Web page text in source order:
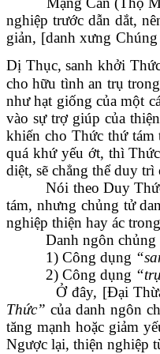
nghiệp trước dẫn dắt,
giản, [danh xưng
Dị Thục, sanh khởi
cho hữu tình an trụ
như hạt giống của một
vào sự trợ giúp của
khiến cho Thức thứ
quá khứ yếu ớt, thì
diệt, sẽ chẳng thể duy
Nói theo Duy Thức
tám, nhưng chủng tử
nghiệp thiện hay ác
Danh ngôn chủng tử
1) Công dụng
2) Công dụng
Ở đây, [Đại Thừa
Thức”của danh ngôn
tăng mạnh hoặc giảm
Ngược lại, thiện nghiệp